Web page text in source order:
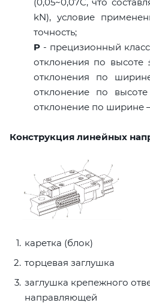
kN), условие
точность;
P - прецизионный
отклонения по
отклонения по
отклонение по
отклонение по ширине
Конструкция линейных
каретка (блок)
торцевая заглушка
заглушка крепежного
направляющей